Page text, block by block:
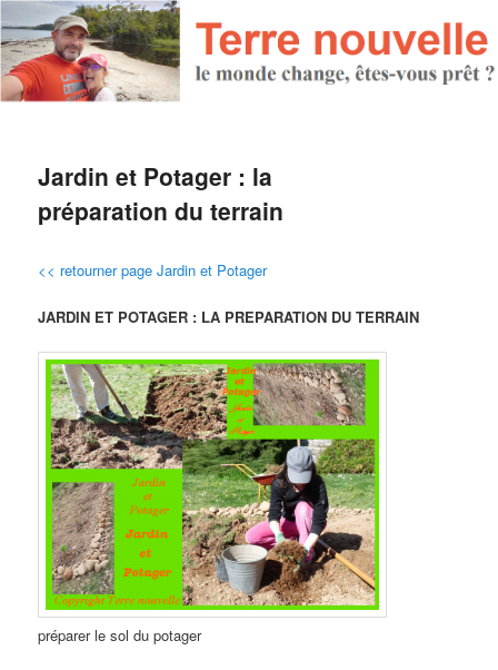
Jardin et Potager : la
préparation du terrain
<< retourner page Jardin et Potager
JARDIN ET POTAGER : LA PREPARATION DU TERRAIN
préparer le sol du potager